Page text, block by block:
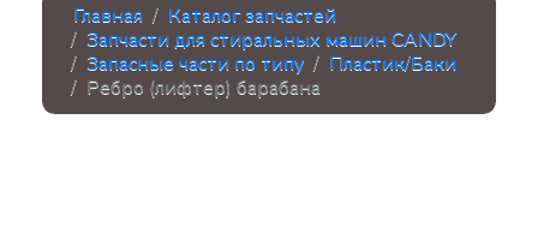
Главная
Каталог запчастей
Запчасти для стиральных машин CANDY
Запасные части по типу
Пластик/Баки
Ребро (лифтер) барабана